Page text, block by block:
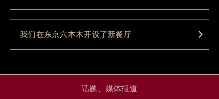
我们在东京六本木开设了新餐厅
话题、媒体报道